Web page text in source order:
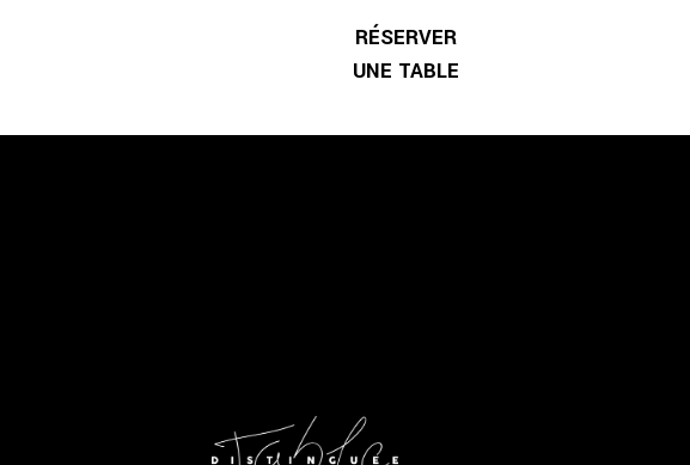
RÉSERVER
UNE TABLE